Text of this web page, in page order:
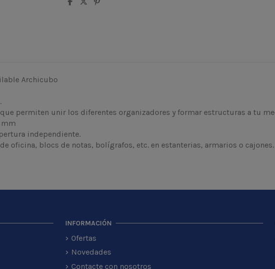
Archicubo
permiten unir los diferentes organizadores y formar estructuras a tu
mm
independiente.
oficina, blocs de notas, bolígrafos, etc. en estanterias, armarios o cajones.
INFORMACIÓN
Ofertas
Novedades
Contacte con nosotros